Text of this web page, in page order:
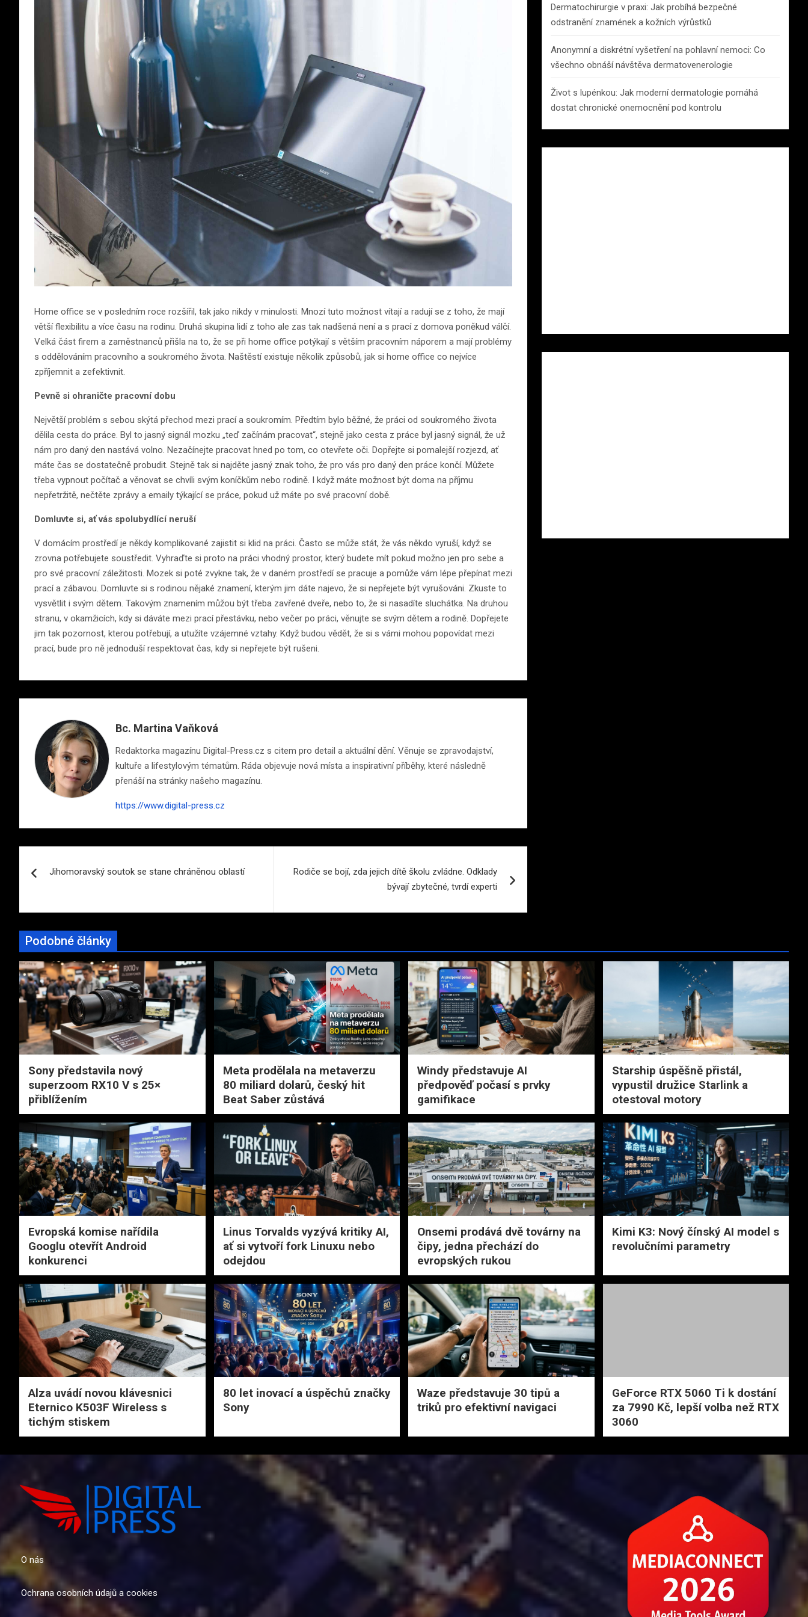
Home office se v posledním roce rozšířil, tak jako nikdy v minulosti. Mnozí tuto možnost vítají a radují se z toho, že mají
větší flexibilitu a více času na rodinu. Druhá skupina lidí z toho ale zas tak nadšená není a s prací z domova poněkud válčí.
Velká část firem a zaměstnanců přišla na to, že se při home office potýkají s větším pracovním náporem a mají problémy
s oddělováním pracovního a soukromého života. Naštěstí existuje několik způsobů, jak si home office co nejvíce
zpříjemnit a zefektivnit.
Pevně si ohraničte pracovní dobu
Největší problém s sebou skýtá přechod mezi prací a soukromím. Předtím bylo běžné, že práci od soukromého života
dělila cesta do práce. Byl to jasný signál mozku „teď začínám pracovat“, stejně jako cesta z práce byl jasný signál, že už
nám pro daný den nastává volno. Nezačínejte pracovat hned po tom, co otevřete oči. Dopřejte si pomalejší rozjezd, ať
máte čas se dostatečně probudit. Stejně tak si najděte jasný znak toho, že pro vás pro daný den práce končí. Můžete
třeba vypnout počítač a věnovat se chvíli svým koníčkům nebo rodině. I když máte možnost být doma na příjmu
nepřetržitě, nečtěte zprávy a emaily týkající se práce, pokud už máte po své pracovní době.
Domluvte si, ať vás spolubydlící neruší
V domácím prostředí je někdy komplikované zajistit si klid na práci. Často se může stát, že vás někdo vyruší, když se
zrovna potřebujete soustředit. Vyhraďte si proto na práci vhodný prostor, který budete mít pokud možno jen pro sebe a
pro své pracovní záležitosti. Mozek si poté zvykne tak, že v daném prostředí se pracuje a pomůže vám lépe přepínat mezi
prací a zábavou. Domluvte si s rodinou nějaké znamení, kterým jim dáte najevo, že si nepřejete být vyrušováni. Zkuste to
vysvětlit i svým dětem. Takovým znamením můžou být třeba zavřené dveře, nebo to, že si nasadíte sluchátka. Na druhou
stranu, v okamžicích, kdy si dáváte mezi prací přestávku, nebo večer po práci, věnujte se svým dětem a rodině. Dopřejete
jim tak pozornost, kterou potřebují, a utužíte vzájemné vztahy. Když budou vědět, že si s vámi mohou popovídat mezi
prací, bude pro ně jednoduší respektovat čas, kdy si nepřejete být rušeni.
Bc. Martina Vaňková
Redaktorka magazínu Digital-Press.cz s citem pro detail a aktuální dění. Věnuje se zpravodajství,
kultuře a lifestylovým tématům. Ráda objevuje nová místa a inspirativní příběhy, které následně
přenáší na stránky našeho magazínu.
https://www.digital-press.cz
pro
příspěvek
Jihomoravský soutok se stane chráněnou oblastí
Rodiče se bojí, zda jejich dítě školu zvládne. Odklady
bývají zbytečné, tvrdí experti
Dermatochirurgie v praxi: Jak probíhá bezpečné
odstranění znamének a kožních výrůstků
Anonymní a diskrétní vyšetření na pohlavní nemoci: Co
všechno obnáší návštěva dermatovenerologie
Život s lupénkou: Jak moderní dermatologie pomáhá
dostat chronické onemocnění pod kontrolu
Podobné články
Sony představila nový
superzoom RX10 V s 25×
přiblížením
Meta prodělala na metaverzu
80 miliard dolarů, český hit
Beat Saber zůstává
Windy představuje AI
předpověď počasí s prvky
gamifikace
Starship úspěšně přistál,
vypustil družice Starlink a
otestoval motory
Evropská komise nařídila
Googlu otevřít Android
konkurenci
Linus Torvalds vyzývá kritiky AI,
ať si vytvoří fork Linuxu nebo
odejdou
Onsemi prodává dvě továrny na
čipy, jedna přechází do
evropských rukou
Kimi K3: Nový čínský AI model s
revolučními parametry
Alza uvádí novou klávesnici
Eternico K503F Wireless s
tichým stiskem
80 let inovací a úspěchů značky
Sony
Waze představuje 30 tipů a
triků pro efektivní navigaci
GeForce RTX 5060 Ti k dostání
za 7990 Kč, lepší volba než RTX
3060
O nás
Ochrana osobních údajů a cookies